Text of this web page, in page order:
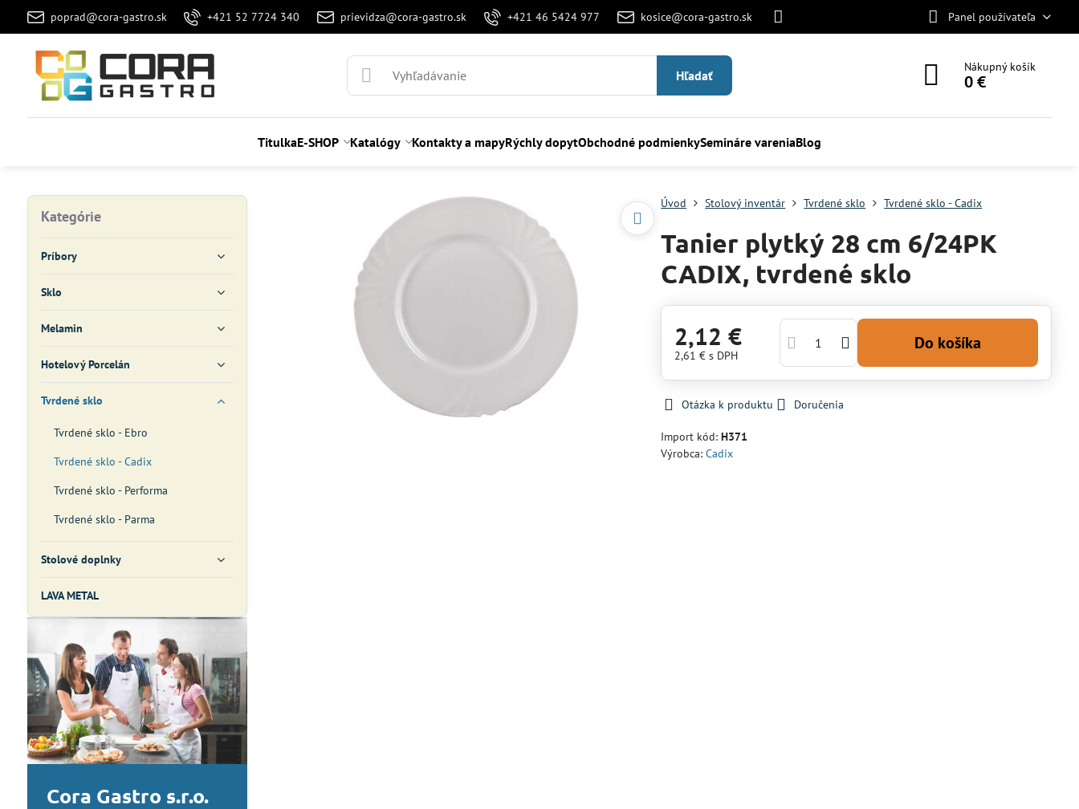
poprad@cora-gastro.sk +421 52 7724 340 prievidza@cora-gastro.sk +421 46 5424 977 kosice@cora-gastro.sk Panel používateľa
Hľadať
Nákupný košík
0 €
TitulkaE-SHOP Katalógy Kontakty a mapyRýchly dopytObchodné podmienkySemináre vareniaBlog
Úvod Stolový inventár Tvrdené sklo Tvrdené sklo - Cadix
Tanier plytký 28 cm 6/24PK
CADIX, tvrdené sklo
2,12 €
2,61 €s DPH
Do košíka
Otázka k produktu Doručenia
Import kód:H371
Výrobca:Cadix
Kategórie
Príbory
Sklo
Melamin
Hotelový Porcelán
Tvrdené sklo
Tvrdené sklo - Ebro
Tvrdené sklo - Cadix
Tvrdené sklo - Performa
Tvrdené sklo - Parma
Stolové doplnky
LAVA METAL
Cora Gastro s.r.o.